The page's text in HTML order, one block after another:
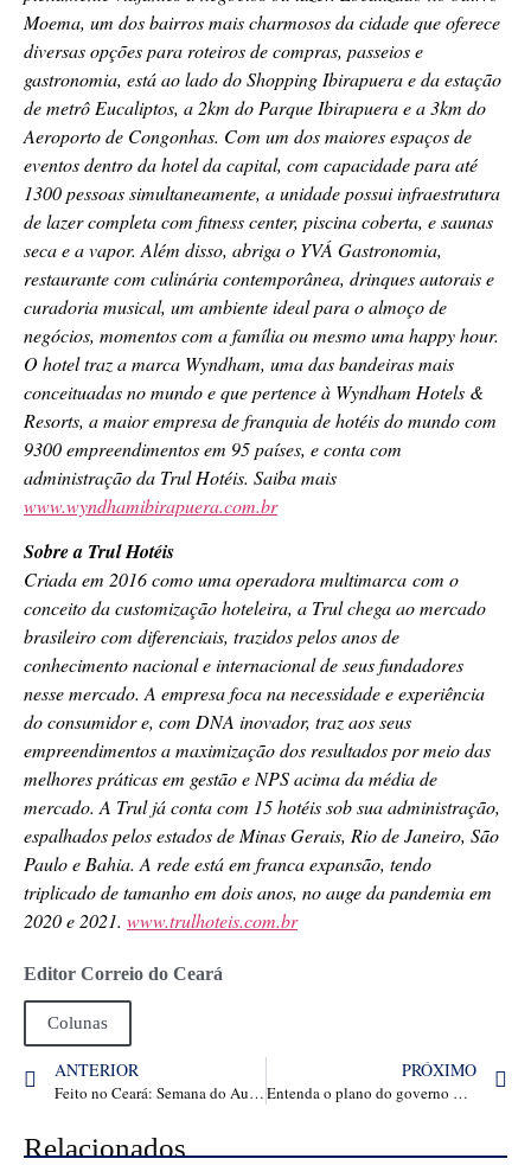
Moema, um dos bairros mais charmosos da cidade que oferece
diversas opções para roteiros de compras, passeios e
gastronomia, está ao lado do Shopping Ibirapuera e da estação
de metrô Eucaliptos, a 2km do Parque Ibirapuera e a 3km do
Aeroporto de Congonhas. Com um dos maiores espaços de
eventos dentro da hotel da capital, com capacidade para até
1300 pessoas simultaneamente, a unidade possui infraestrutura
de lazer completa com fitness center, piscina coberta, e saunas
seca e a vapor. Além disso, abriga o YVÁ Gastronomia,
restaurante com culinária contemporânea, drinques autorais e
curadoria musical, um ambiente ideal para o almoço de
negócios, momentos com a família ou mesmo uma happy hour.
O hotel traz a marca Wyndham, uma das bandeiras mais
conceituadas no mundo e que pertence à Wyndham Hotels &
Resorts, a maior empresa de franquia de hotéis do mundo com
9300 empreendimentos em 95 países, e conta com
administração da Trul Hotéis. Saiba mais
www.wyndhamibirapuera.com.br
Sobre a Trul Hotéis
Criada em 2016 como uma operadora multimarca com o
conceito da customização hoteleira, a Trul chega ao mercado
brasileiro com diferenciais, trazidos pelos anos de
conhecimento nacional e internacional de seus fundadores
nesse mercado. A empresa foca na necessidade e experiência
do consumidor e, com DNA inovador, traz aos seus
empreendimentos a maximização dos resultados por meio das
melhores práticas em gestão e NPS acima da média de
mercado. A Trul já conta com 15 hotéis sob sua administração,
espalhados pelos estados de Minas Gerais, Rio de Janeiro, São
Paulo e Bahia. A rede está em franca expansão, tendo
triplicado de tamanho em dois anos, no auge da pandemia em
2020 e 2021. www.trulhoteis.com.br
Editor Correio do Ceará
Colunas
ANTERIOR
Feito no Ceará: Semana do Audiovisual cearense é marcada por premiação nacional e Mostra Siará Cinema 2025
PRÓXIMO
Entenda o plano do governo Lula para salvar os Correios do prejuízo bilionário | Empresas
Relacionados